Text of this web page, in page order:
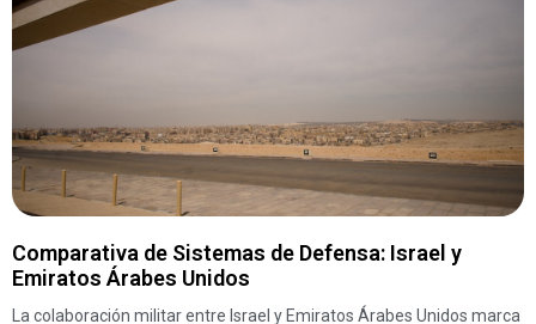
Comparativa de Sistemas de Defensa: Israel y
Emiratos Árabes Unidos
La colaboración militar entre Israel y Emiratos Árabes Unidos marca